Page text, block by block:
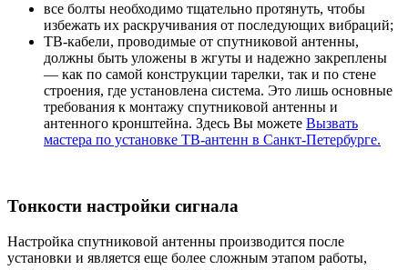
все болты необходимо тщательно протянуть, чтобы
избежать их раскручивания от последующих вибраций;
ТВ-кабели, проводимые от спутниковой антенны,
должны быть уложены в жгуты и надежно закреплены
— как по самой конструкции тарелки, так и по стене
строения, где установлена система. Это лишь основные
требования к монтажу спутниковой антенны и
антенного кронштейна. Здесь Вы можете Вызвать
мастера по установке ТВ-антенн в Санкт-Петербурге.
Тонкости настройки сигнала
Настройка спутниковой антенны производится после
установки и является еще более сложным этапом работы,